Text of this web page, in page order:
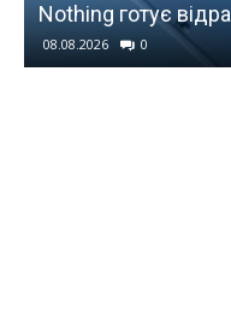
Nothing готує
08.08.2026 0